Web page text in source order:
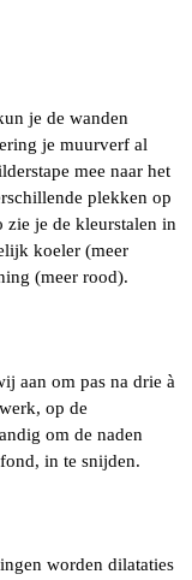
je de wanden
je muurverf al
mee naar het
plekken op
zie je de kleurstalen in
koeler (meer
(meer rood).
aan om pas na drie à
op de
om de naden
in te snijden.
worden dilataties